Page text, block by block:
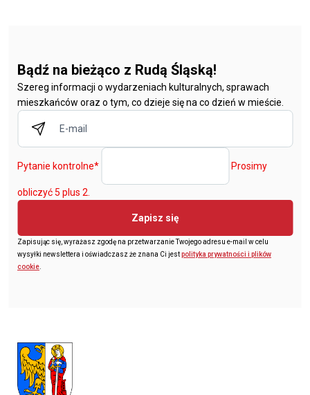
Bądź na bieżąco z Rudą Śląską!
Szereg informacji o wydarzeniach kulturalnych, sprawach
mieszkańców oraz o tym, co dzieje się na co dzień w mieście.
Pytanie kontrolne* Prosimy
obliczyć 5 plus 2.
Zapisz się
Zapisując się, wyrażasz zgodę na przetwarzanie Twojego adresu e-mail w celu
wysyłki newslettera i oświadczasz że znana Ci jestpolityka prywatności i plików
cookie